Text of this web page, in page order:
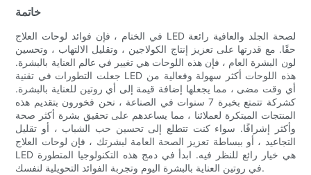
خاتمة
في الختام ، فإن فوائد لوحات العلاج LED لصحة الجلد والعافية رائعة
حقًا. مع قدرتها على تعزيز إنتاج الكولاجين ، وتقليل الالتهاب ، وتحسين
لون البشرة العام ، فإن هذه اللوحات هي تغيير في عالم العناية بالبشرة.
جعلت التطورات في تقنية LED هذه اللوحات أكثر سهولة وفعالية من
أي وقت مضى ، مما يجعلها إضافة قيمة إلى أي روتين للعناية بالبشرة.
كشركة تتمتع بخبرة 7 سنوات في الصناعة ، نحن فخورون بتقديم هذه
المنتجات المبتكرة لعملائنا ، مما يساعدهم على تحقيق بشرة أكثر صحة
وأكثر إشراقًا. سواء كنت تتطلع إلى تحسين حب الشباب ، أو تقليل
التجاعيد ، أو ببساطة تعزيز الصحة العامة لبشرتك ، فإن لوحات العلاج
LED هي خيار رائع للنظر فيه. ابدأ في دمج هذه التكنولوجيا المتطورة
في روتين العناية بالبشرة اليوم وتجربة الفوائد التحويلية لنفسك.